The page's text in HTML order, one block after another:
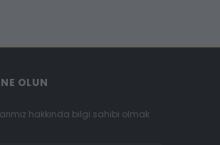
OLUN
hakkında bilgi sahibi olmak